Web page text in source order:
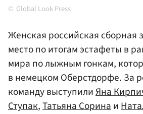
Global Look Press
Женская российская сборная
место по итогам эстафеты в
мира по лыжным гонкам,
в немецком Оберстдорфе. За
команду выступилиЯна
Ступак,Татьяна Соринаи